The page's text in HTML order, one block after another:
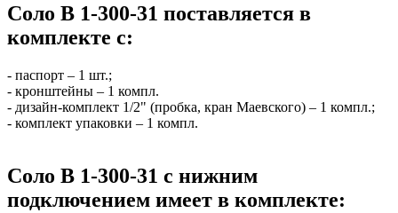
Соло В 1-300-31 поставляется в
комплекте с:
- паспорт – 1 шт.;
- кронштейны – 1 компл.
- дизайн-комплект 1/2" (пробка, кран Маевского) – 1 компл.;
- комплект упаковки – 1 компл.
Соло В 1-300-31 с нижним
подключением имеет в комплекте: